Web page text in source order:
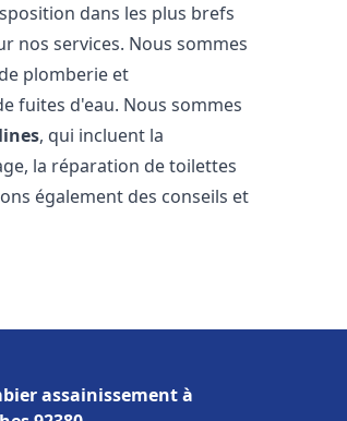
dans les plus brefs
nos services. Nous sommes
plomberie et
fuites d'eau. Nous sommes
, qui incluent la
la réparation de toilettes
également des conseils et
assainissement à